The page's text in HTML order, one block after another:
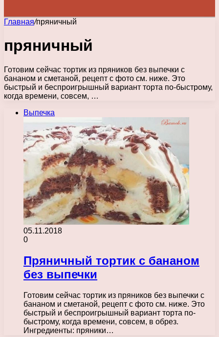
Главная/пряничный
пряничный
Готовим сейчас тортик из пряников без выпечки с
бананом и сметаной, рецепт с фото см. ниже. Это
быстрый и беспроигрышный вариант торта по-быстрому,
когда времени, совсем, …
Выпечка
05.11.2018
0
Пряничный тортик с бананом
без выпечки
Готовим сейчас тортик из пряников без выпечки с
бананом и сметаной, рецепт с фото см. ниже. Это
быстрый и беспроигрышный вариант торта по-
быстрому, когда времени, совсем, в обрез.
Ингредиенты: пряники…